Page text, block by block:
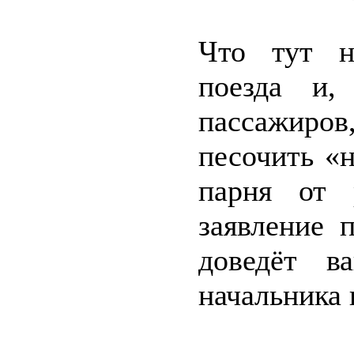
Что тут
поезда
песочить
парня от
заявление
доведёт
начальника